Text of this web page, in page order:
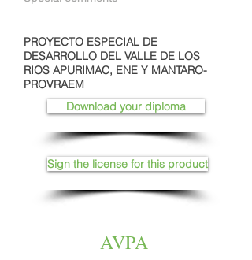
PROYECTO ESPECIAL DE
DESARROLLO DEL VALLE DE LOS
RIOS APURIMAC, ENE Y MANTARO-
PROVRAEM
Download your diploma
Sign the license for this product
AVPA